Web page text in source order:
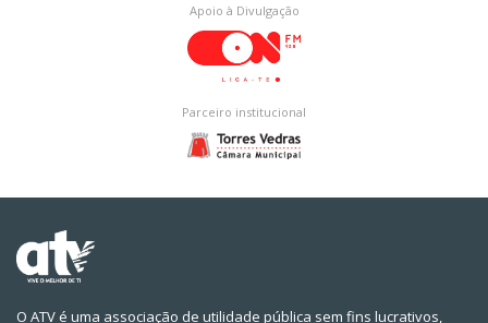
Apoio à Divulgação
Parceiro institucional
O ATV é uma associação de utilidade pública sem fins lucrativos,